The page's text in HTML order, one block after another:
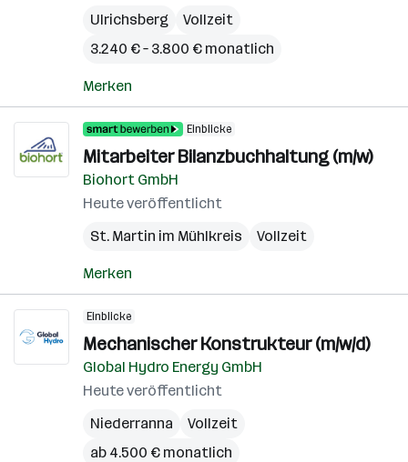
Ulrichsberg
Vollzeit
3.240 € – 3.800 € monatlich
Merken
Einblicke
Mitarbeiter Bilanzbuchhaltung (m/w)
Biohort GmbH
Heute veröffentlicht
St. Martin im Mühlkreis
Vollzeit
Merken
Einblicke
Mechanischer Konstrukteur (m/w/d)
Global Hydro Energy GmbH
Heute veröffentlicht
Niederranna
Vollzeit
ab 4.500 € monatlich